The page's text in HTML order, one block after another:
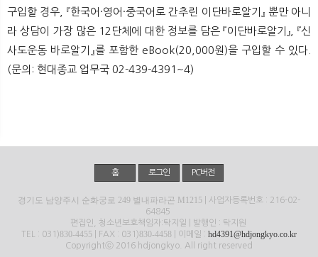
구입할 경우, 『한국어·영어·중국어로 간추린 이단바로알기』 뿐만 아니
라 상담이 가장 많은 12단체에 대한 정보를 담은 『이단바로알기』, 『신
사도운동 바로알기』를 포함한 eBook(20,000원)을 구입할 수 있다.
(문의: 현대종교 업무국 02-439-4391~4)
홈 로그인 PC버전
경기도 남양주시 순화궁로 249 별내파라곤 M1215 | 사업자등록번호 : 216-02-
64845
편집인, 청소년보호책임자:탁지일 | 발행인 : 탁지원
TEL : 031)830-4455 | FAX : 031)830-4458 | 이메일 : hd4391@hdjongkyo.co.kr
Copyrightⓒ 2016 hdjongkyo. All right reserved